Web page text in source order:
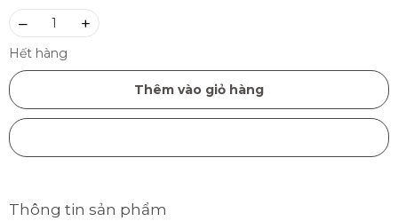
– +
Hết hàng
Thêm vào giỏ hàng
Thông tin sản phẩm